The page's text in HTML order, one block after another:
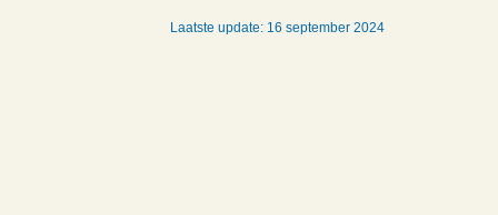
Laatste update: 16 september 2024